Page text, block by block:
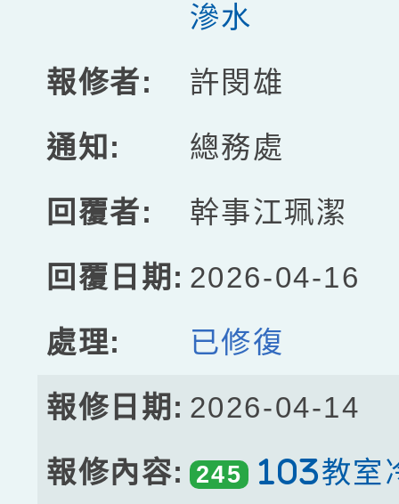
滲水
許閔雄
總務處
幹事江珮潔
2026-04-16
已修復
2026-04-14
245 103教室